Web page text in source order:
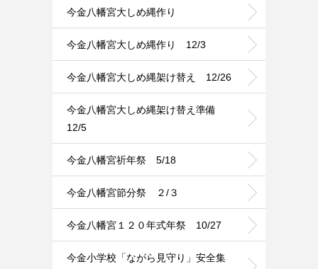
今金八幡宮大しめ縄作り
今金八幡宮大しめ縄作り 12/3
今金八幡宮大しめ縄架け替え 12/26
今金八幡宮大しめ縄架け替え準備
12/5
今金八幡宮祈年祭 5/18
今金八幡宮節分祭 ２/３
今金八幡宮１２０年式年祭 10/27
今金小学校「ながら見守り」安全集